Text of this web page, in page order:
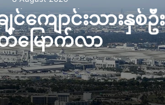
ြောင်း တိုက်ခိုက်ခံရ
ဦး ထိခိုက်